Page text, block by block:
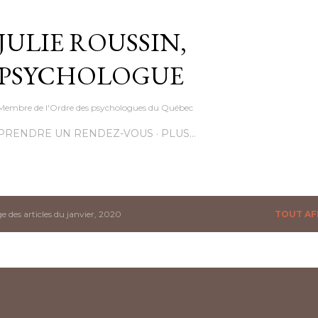
ROUSSIN,
de l'Ordre des psychologues du Québec
UN RENDEZ-VOUS PLUS…
des articles du janvier, 2020 TOUT